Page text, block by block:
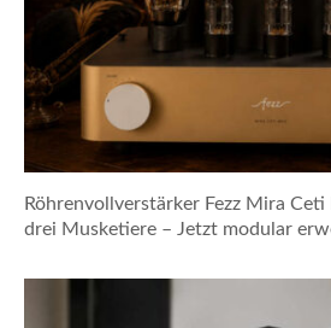
Röhrenvollverstärker Fezz Mira
drei Musketiere – Jetzt modular